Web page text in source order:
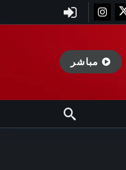
مباشر